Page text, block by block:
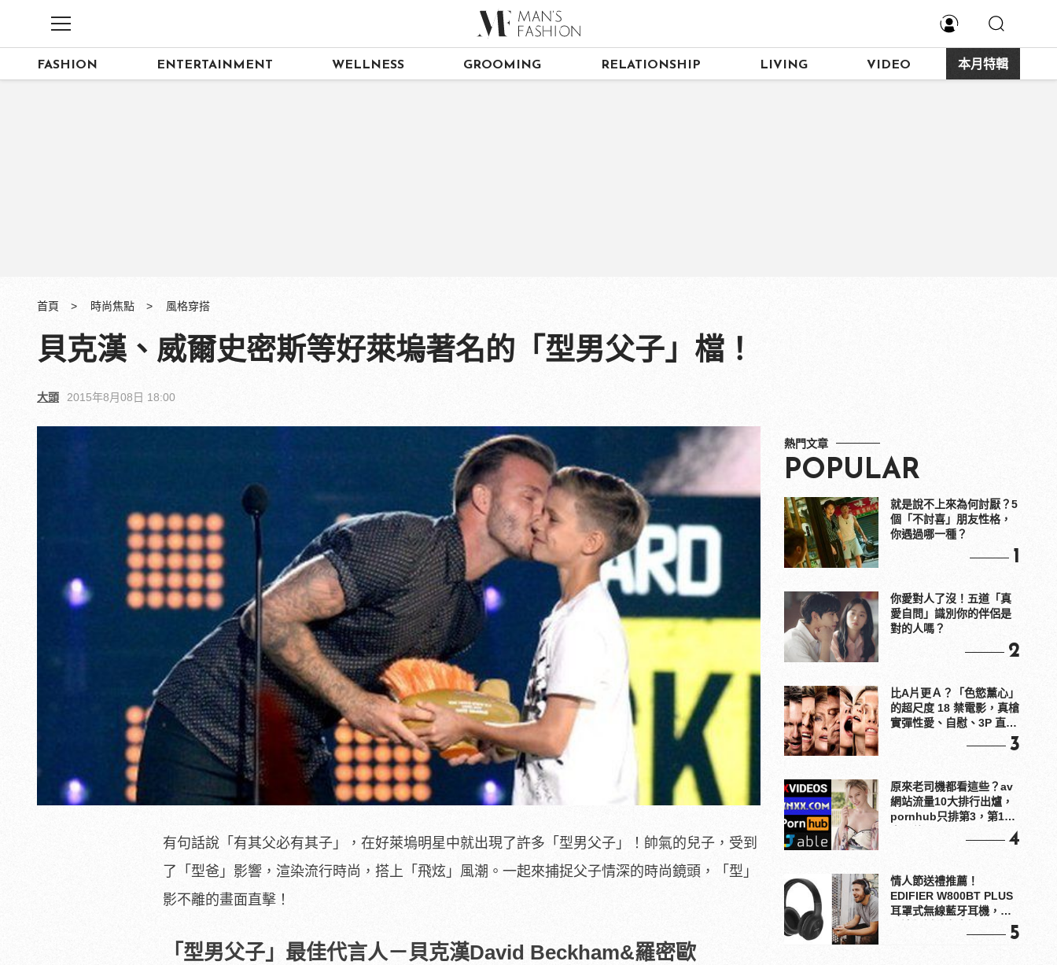
FASHION ENTERTAINMENT WELLNESS GROOMING RELATIONSHIP LIVING VIDEO 本月特輯
首頁 時尚焦點 風格穿搭
貝克漢、威爾史密斯等好萊塢著名的「型男父子」檔！
大頭 2015年8月08日 18:00
有句話說「有其父必有其子」，在好萊塢明星中就出現了許多「型男父子」！帥氣的兒子，受到
了「型爸」影響，渲染流行時尚，搭上「飛炫」風潮。一起來捕捉父子情深的時尚鏡頭，「型」
影不離的畫面直擊！
「型男父子」最佳代言人－貝克漢David Beckham&羅密歐
熱門文章
POPULAR
就是說不上來為何討厭？5
個「不討喜」朋友性格，
你遇過哪一種？
1
你愛對人了沒！五道「真
愛自問」識別你的伴侶是
對的人嗎？
2
比A片更Ａ？「色慾薰心」
的超尺度 18 禁電影，真槍
實彈性愛、自慰、3P 直接
3
原來老司機都看這些？av
網站流量10大排行出爐，
pornhub只排第3，第1名
4
情人節送禮推薦！
EDIFIER W800BT PLUS
耳罩式無線藍牙耳機，在
5